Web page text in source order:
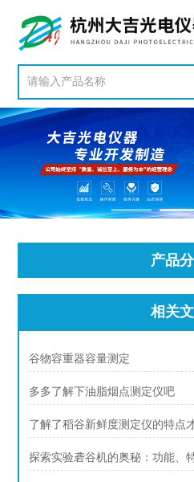
产品
相关
谷物容重器容量测定
多多了解下油脂烟点测定仪吧
了解了稻谷新鲜度测定仪的特点
探索实验砻谷机的奥秘：功能、